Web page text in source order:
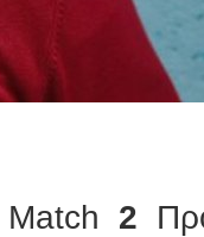
Match 2